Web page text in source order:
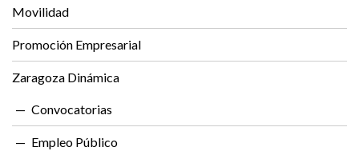
Movilidad
Promoción Empresarial
Zaragoza Dinámica
Convocatorias
Empleo Público